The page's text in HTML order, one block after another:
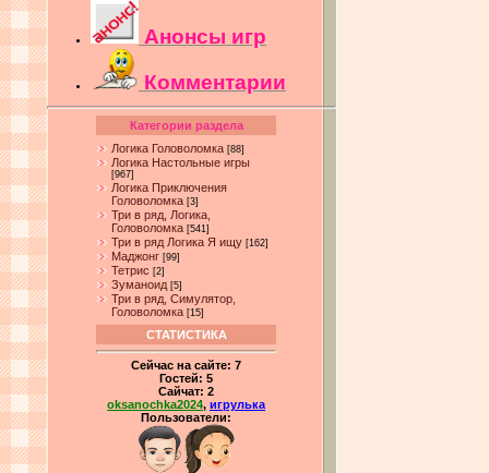
Анонсы игр
Комментарии
Категории раздела
Логика Головоломка [88]
Логика Настольные игры
[967]
Логика Приключения
Головоломка [3]
Три в ряд, Логика,
Головоломка [541]
Три в ряд Логика Я ищу [162]
Маджонг [99]
Тетрис [2]
Зуманоид [5]
Три в ряд, Симулятор,
Головоломка [15]
СТАТИСТИКА
Сейчас на сайте: 7
Гостей: 5
Сайчат: 2
oksanochka2024, игрулька
Пользователи: